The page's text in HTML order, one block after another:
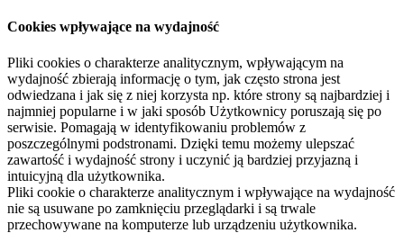
Cookies wpływające na wydajność
Pliki cookies o charakterze analitycznym, wpływającym na
wydajność zbierają informację o tym, jak często strona jest
odwiedzana i jak się z niej korzysta np. które strony są najbardziej i
najmniej popularne i w jaki sposób Użytkownicy poruszają się po
serwisie. Pomagają w identyfikowaniu problemów z
poszczególnymi podstronami. Dzięki temu możemy ulepszać
zawartość i wydajność strony i uczynić ją bardziej przyjazną i
intuicyjną dla użytkownika.
Pliki cookie o charakterze analitycznym i wpływające na wydajność
nie są usuwane po zamknięciu przeglądarki i są trwale
przechowywane na komputerze lub urządzeniu użytkownika.